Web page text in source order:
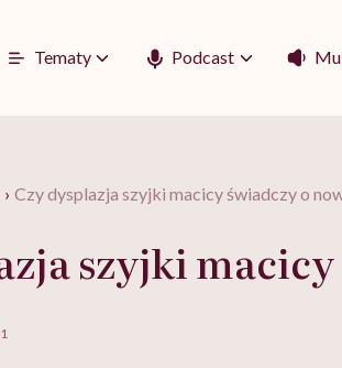
Tematy Podcast
› Czy dysplazja szyjki macicy świadczy o
szyjki